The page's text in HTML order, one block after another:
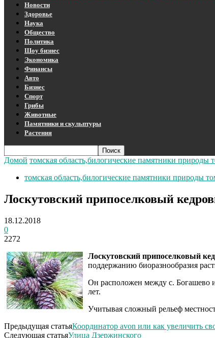
Новости
Здоровье
Наука
Общество
Политика
Шоу бизнес
Экономика
Финансы
Авто
Бизнес
Спорт
Грибы
Животные
Памятники и скульптуры
Растения
Домой томская область,билогические памятники природы
томская область,билогические памятники природы
Лоскутовский припоселковый
18.12.2018
0
2272
Лоскутовский припоселковый
поддержанию биоразнообразия
Он расположен между с. Богашево
лет.
Учитывая сложный рельеф
Предыдущая статьяКоординатор avon или как увеличить
Следующая статьяУлица Дзержинского